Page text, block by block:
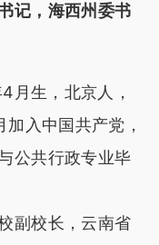
记，海西州委书
生，北京人，
入中国共产党，
公共行政专业毕
校长，云南省